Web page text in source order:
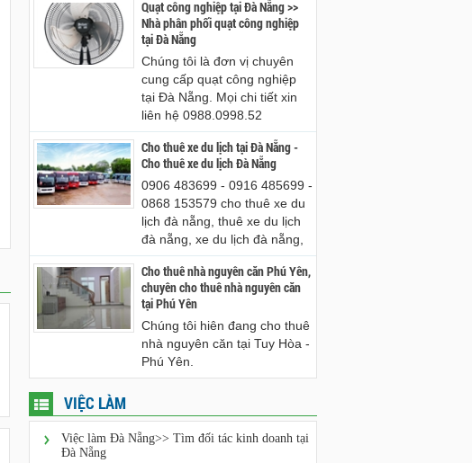
Quạt công nghiệp tại Đà Nẵng >>
Nhà phân phối quạt công nghiệp
tại Đà Nẵng
Chúng tôi là đơn vị chuyên
cung cấp quạt công nghiệp
tại Đà Nẵng. Mọi chi tiết xin
liên hệ 0988.0998.52
Cho thuê xe du lịch tại Đà Nẵng -
Cho thuê xe du lịch Đà Nẵng
0906 483699 - 0916 485699 -
0868 153579 cho thuê xe du
lịch đà nẵng, thuê xe du lịch
đà nẵng, xe du lịch đà nẵng,
Cho thuê nhà nguyên căn Phú Yên,
chuyên cho thuê nhà nguyên căn
tại Phú Yên
Chúng tôi hiên đang cho thuê
nhà nguyên căn tại Tuy Hòa -
Phú Yên.
VIỆC LÀM
Việc làm Đà Nẵng>> Tìm đối tác kinh doanh tại
Đà Nẵng